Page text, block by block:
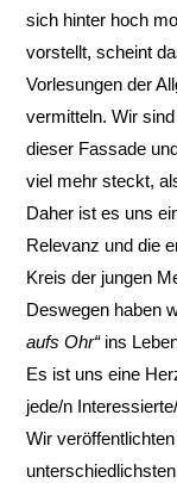
sich hinter hoch
vorstellt, scheint
Vorlesungen der
vermitteln. Wir
dieser Fassade
viel mehr steckt,
Daher ist es uns
Relevanz und die
Kreis der jungen
Deswegen haben
aufs Ohr“ins
Es ist uns eine
jede/n
Wir